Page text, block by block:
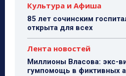
Культура и Афиша
85 лет сочинским
открыта для всех
Лента новостей
Миллионы Власова: экс-
гумпомощь в фиктивных